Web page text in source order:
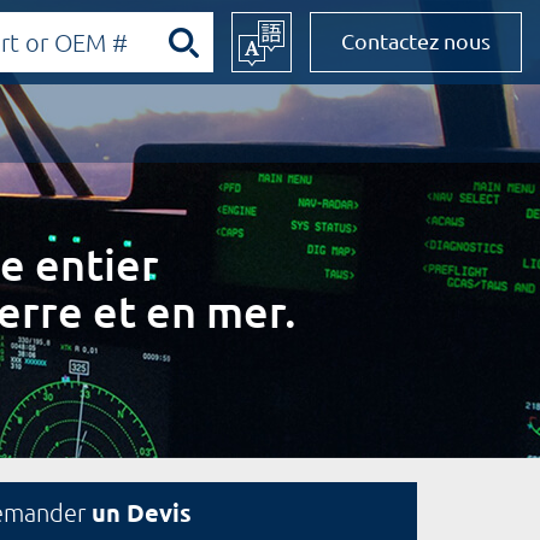
Contactez nous
entier
et en mer.
un Devis